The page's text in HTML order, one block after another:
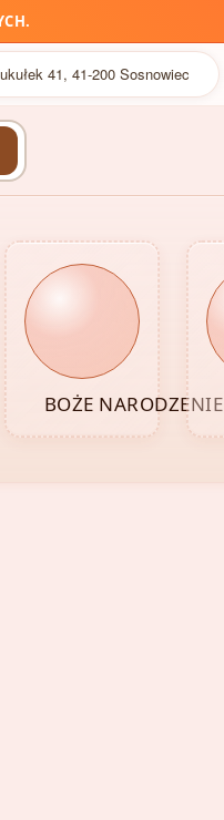
41, 41-200 Sosnowiec
BOŻE NARODZENIE